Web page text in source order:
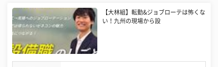
【大林組】転勤&ジョブローテは怖くな
い！九州の現場から設